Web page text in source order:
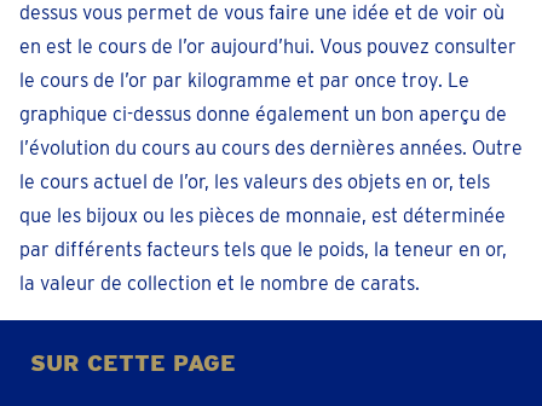
dessus vous permet de vous faire une idée et de voir où
en est le cours de l’or aujourd’hui. Vous pouvez consulter
le cours de l’or par kilogramme et par once troy. Le
graphique ci-dessus donne également un bon aperçu de
l’évolution du cours au cours des dernières années. Outre
le cours actuel de l’or, les valeurs des objets en or, tels
que les bijoux ou les pièces de monnaie, est déterminée
par différents facteurs tels que le poids, la teneur en or,
la valeur de collection et le nombre de carats.
SUR CETTE PAGE